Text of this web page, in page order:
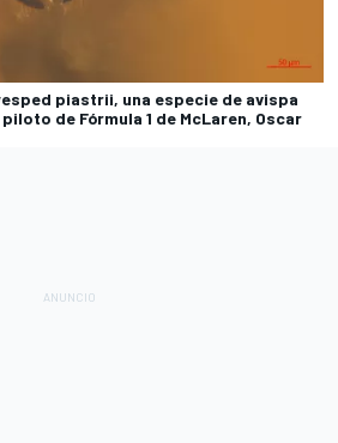
piastrii, una especie de avispa
de Fórmula 1 de McLaren, Oscar